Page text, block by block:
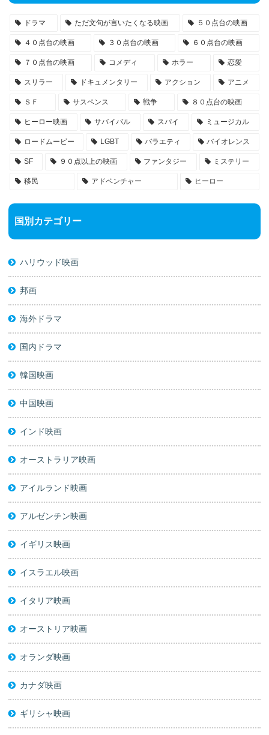
ドラマ ただ文句が言いたくなる映画 ５０点台の映画
４０点台の映画 ３０点台の映画 ６０点台の映画
７０点台の映画 コメディ ホラー 恋愛
スリラー ドキュメンタリー アクション アニメ
ＳＦ サスペンス 戦争 ８０点台の映画
ヒーロー映画 サバイバル スパイ ミュージカル
ロードムービー LGBT バラエティ バイオレンス
SF ９０点以上の映画 ファンタジー ミステリー
移民 アドベンチャー ヒーロー
国別カテゴリー
ハリウッド映画
邦画
海外ドラマ
国内ドラマ
韓国映画
中国映画
インド映画
オーストラリア映画
アイルランド映画
アルゼンチン映画
イギリス映画
イスラエル映画
イタリア映画
オーストリア映画
オランダ映画
カナダ映画
ギリシャ映画